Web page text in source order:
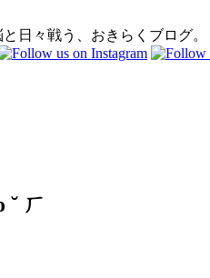
日々戦う、おきらくブログ。
ㄏ